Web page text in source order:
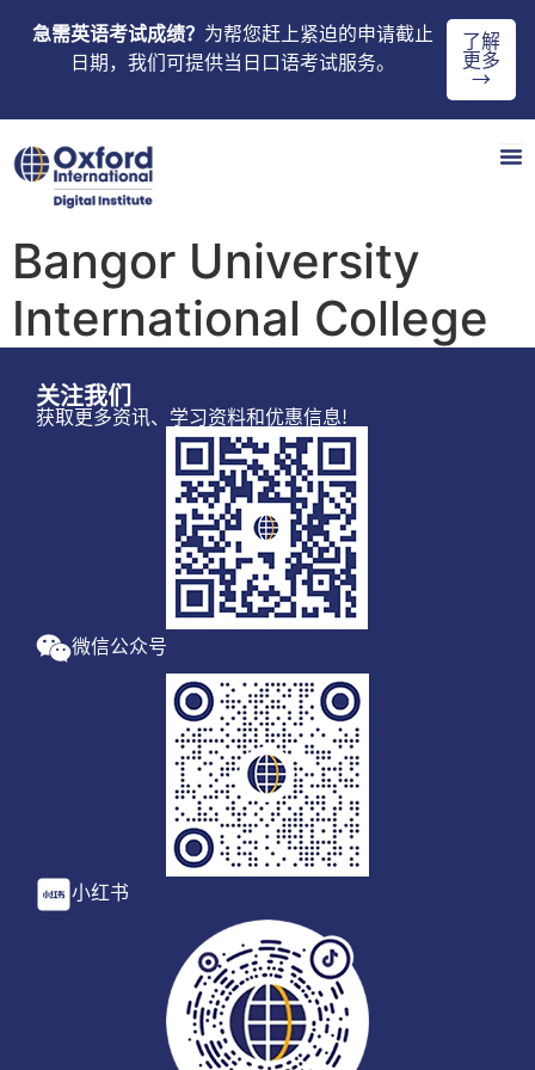
急需英语考试成绩？ 为帮您赶上紧迫的申请截止
日期，我们可提供当日口语考试服务。
了解
更多
→
Bangor University
International College
关注我们
获取更多资讯、学习资料和优惠信息!
微信公众号
小红书